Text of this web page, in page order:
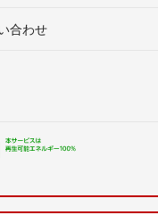
合わせ